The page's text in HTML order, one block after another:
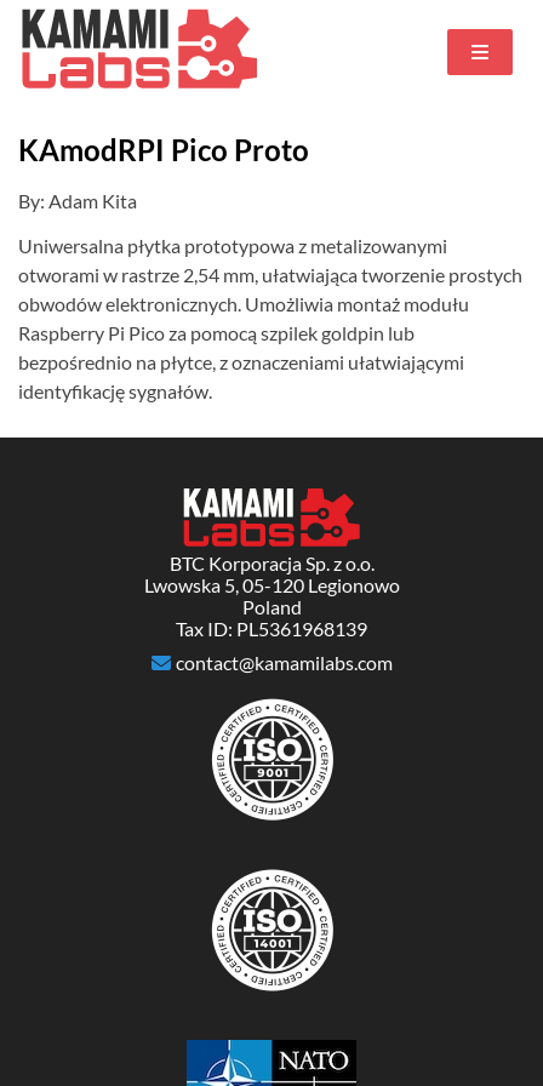
KAmodRPI Pico Proto
By: Adam Kita
Uniwersalna płytka prototypowa z metalizowanymi
otworami w rastrze 2,54 mm, ułatwiająca tworzenie prostych
obwodów elektronicznych. Umożliwia montaż modułu
Raspberry Pi Pico za pomocą szpilek goldpin lub
bezpośrednio na płytce, z oznaczeniami ułatwiającymi
identyfikację sygnałów.
BTC Korporacja Sp. z o.o.
Lwowska 5, 05-120 Legionowo
Poland
Tax ID: PL5361968139
contact@kamamilabs.com